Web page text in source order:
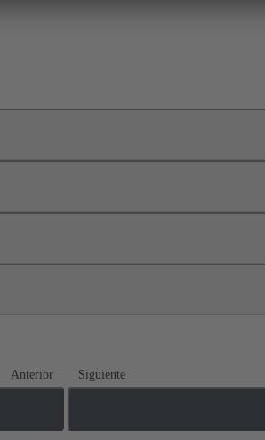
Anterior Siguiente